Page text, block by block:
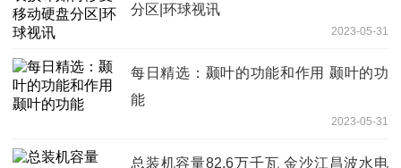
分区|环球视讯
2023-05-31
每日精选：颞叶的功能和作用 颞叶的功
能
2023-05-31
总装机容量82.6万千瓦 金沙江昌波水电